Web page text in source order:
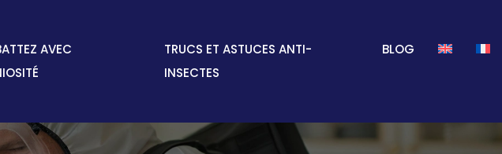
AVEC
TRUCS ET ASTUCES ANTI-
INSECTES
BLOG